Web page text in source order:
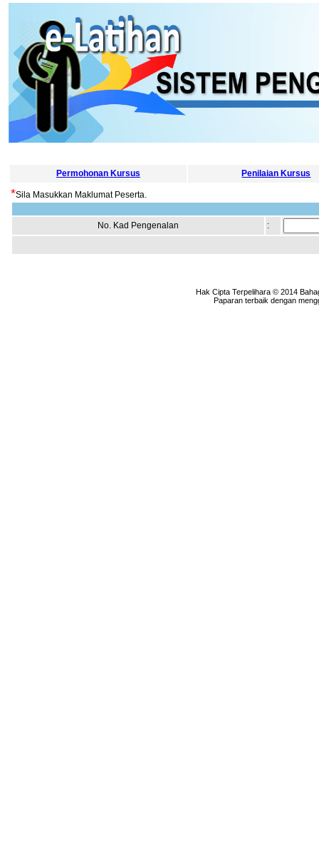
Permohonan Kursus Penilaian Kursus
*Sila Masukkan Maklumat Peserta.
No. Kad Pengenalan :
Hak Cipta Terpelihara © 2014
Paparan terbaik dengan